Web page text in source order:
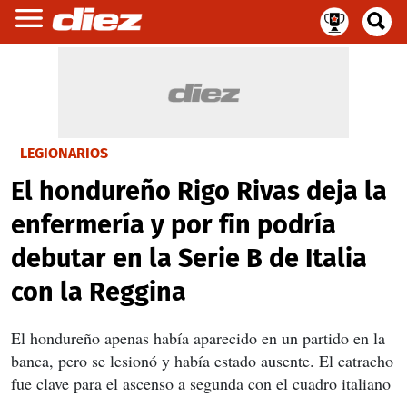
LEGIONARIOS
El hondureño Rigo Rivas deja la
enfermería y por fin podría
debutar en la Serie B de Italia
con la Reggina
El hondureño apenas había aparecido en un partido en la
banca, pero se lesionó y había estado ausente. El catracho
fue clave para el ascenso a segunda con el cuadro italiano